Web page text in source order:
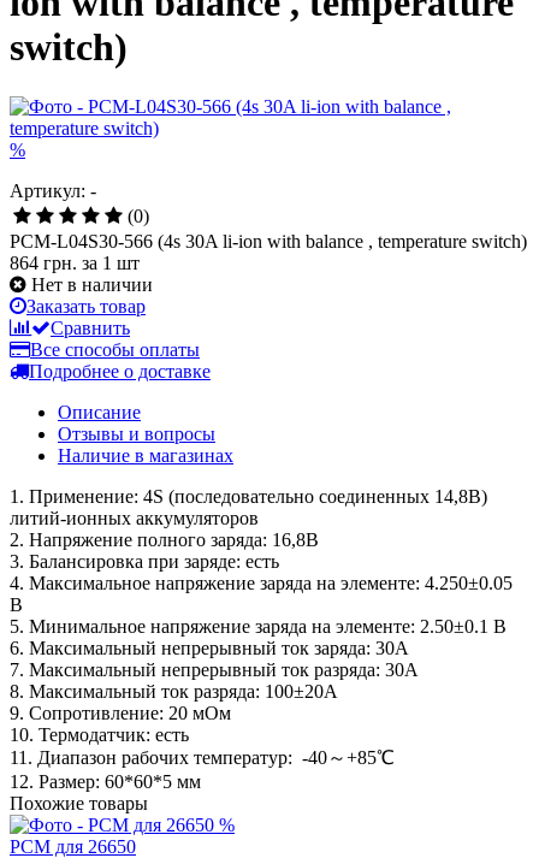
switch)
%
Артикул: -
(0)
PCM-L04S30-566 (4s 30A li-ion with balance , temperature switch)
864 грн. за 1 шт
Нет в наличии
Заказать товар
Сравнить
Все способы оплаты
Подробнее о доставке
Описание
Отзывы и вопросы
Наличие в магазинах
1. Применение: 4S (последовательно соединенных 14,8В)
литий-ионных аккумуляторов
2. Напряжение полного заряда: 16,8В
3. Балансировка при заряде: есть
4. Максимальное напряжение заряда на элементе: 4.250±0.05
В
5. Минимальное напряжение заряда на элементе: 2.50±0.1 В
6. Максимальный непрерывный ток заряда: 30A
7. Максимальный непрерывный ток разряда: 30А
8. Максимальный ток разряда: 100±20A
9. Сопротивление: 20 мОм
10. Термодатчик: есть
11. Диапазон рабочих температур: -40～+85℃
12. Размер: 60*60*5 мм
Похожие товары
%
PCM для 26650